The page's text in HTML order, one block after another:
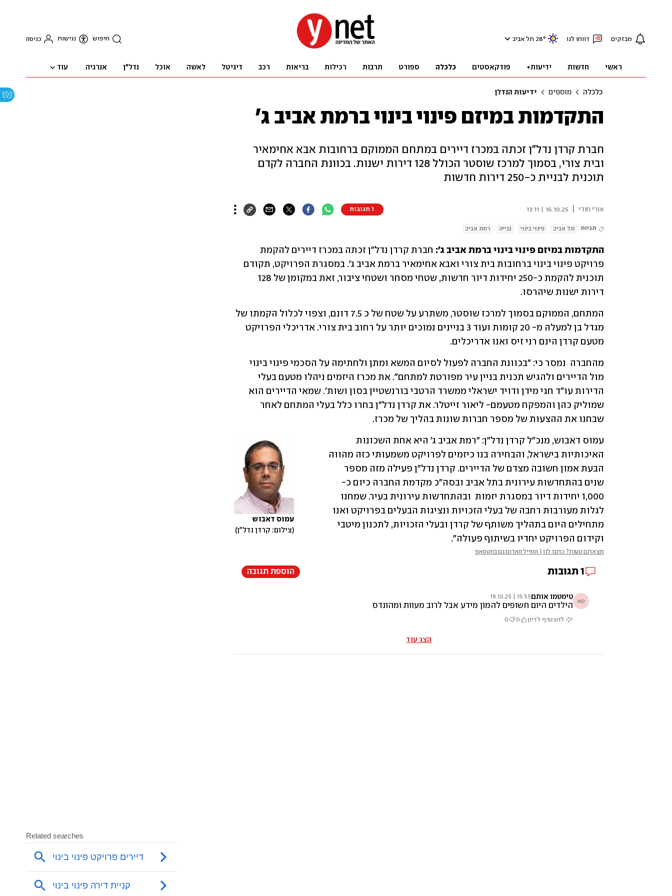
מבזקים דווחו לנו 28° תל אביב חיפוש נגישות כניסה
ראשי חדשות ידיעות+ פודקאסטים כלכלה ספורט תרבות רכילות בריאות רכב דיגיטל לאשה אוכל נדל"ן אנרגיה עוד
כלכלה מוספים ידיעות הנדלן
התקדמות במיזם פינוי בינוי ברמת אביב ג'
חברת קרדן נדל"ן זכתה במכרז דיירים במתחם הממוקם ברחובות אבא אחימאיר
ובית צורי, בסמוך למרכז שוסטר הכולל 128 דירות ישנות. בכוונת החברה לקדם
תוכנית לבניית כ-250 דירות חדשות
אורי חודי 16.10.25 | 13:11 1 תגובות
תגיות תל אביב פינוי בינוי בנייה רמת אביב
התקדמות במיזם פינוי בינוי ברמת אביב ג':
דירות ישנות שיהרסו.
מטעם קרדן הינם רני זיס ואנו אדריכלים.
שבחנו את ההצעות של מספר חברות שונות בהליך של מכרז.
עמוס דאבוש
צילום: קרדן נדל"ן
וקידום הפרויקט יחדיו בשיתוף פעולה".
מצאתם טעות? כתבו לנו | המייל האדום גם בווטסאפ
1 תגובות הוספת תגובה
טא טימטמו אותם15:55 | 19.10.25
הילדים היום חשופים להמון מידע אבל לרוב מעוות ומהונדס
להצטרף לדיון 0
0
הצג עוד